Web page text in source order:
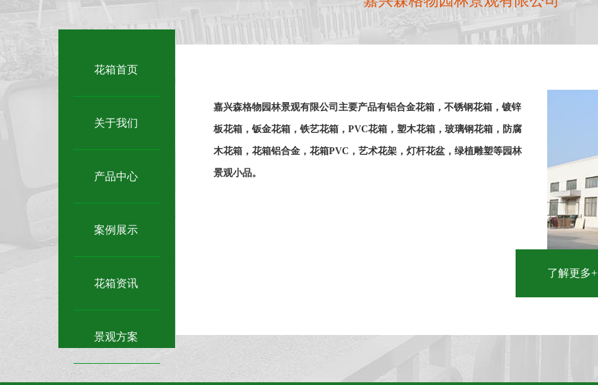
花箱首页
关于我们
产品中心
案例展示
花箱资讯
景观方案
嘉兴森格物园林景观有限公司主要产品有铝合金花箱，不锈钢花箱，镀锌
板花箱，钣金花箱，铁艺花箱，PVC花箱，塑木花箱，玻璃钢花箱，防腐
木花箱，花箱铝合金，花箱PVC，艺术花架，灯杆花盆，绿植雕塑等园林
景观小品。
了解更多+